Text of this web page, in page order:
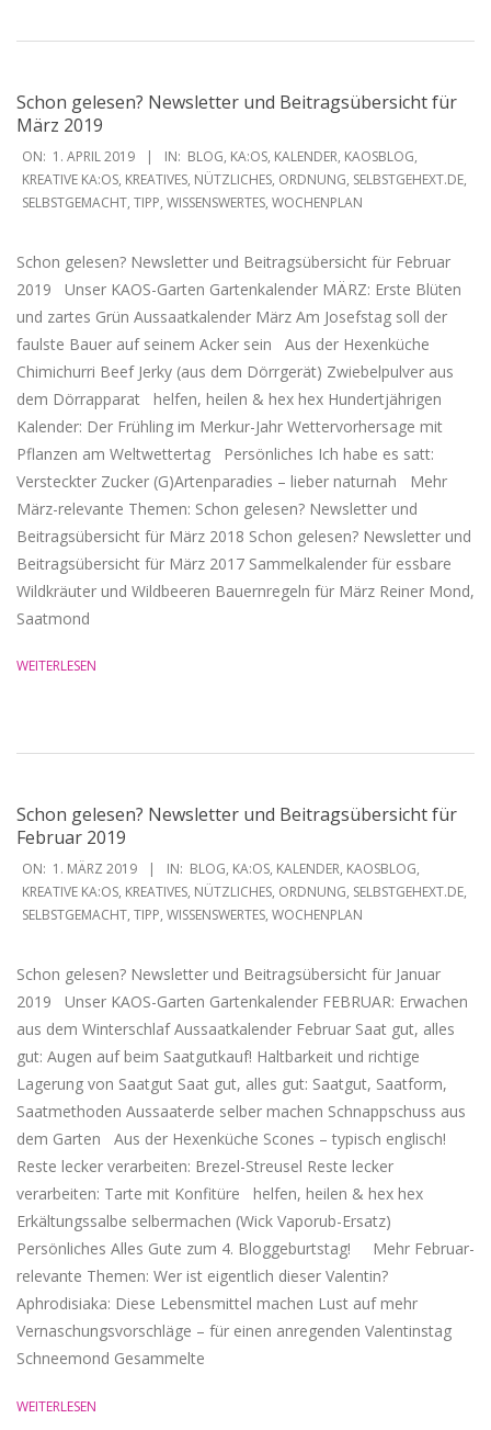
Schon gelesen? Newsletter und Beitragsübersicht für
März 2019
2019-
04-
01
ON: 1. APRIL 2019 IN: BLOG, KA:OS, KALENDER, KAOSBLOG,
KREATIVE KA:OS, KREATIVES, NÜTZLICHES, ORDNUNG, SELBSTGEHEXT.DE,
SELBSTGEMACHT, TIPP, WISSENSWERTES, WOCHENPLAN
Schon gelesen? Newsletter und Beitragsübersicht für Februar
2019 Unser KAOS-Garten Gartenkalender MÄRZ: Erste Blüten
und zartes Grün Aussaatkalender März Am Josefstag soll der
faulste Bauer auf seinem Acker sein Aus der Hexenküche
Chimichurri Beef Jerky (aus dem Dörrgerät) Zwiebelpulver aus
dem Dörrapparat helfen, heilen & hex hex Hundertjährigen
Kalender: Der Frühling im Merkur-Jahr Wettervorhersage mit
Pflanzen am Weltwettertag Persönliches Ich habe es satt:
Versteckter Zucker (G)Artenparadies – lieber naturnah Mehr
März-relevante Themen: Schon gelesen? Newsletter und
Beitragsübersicht für März 2018 Schon gelesen? Newsletter und
Beitragsübersicht für März 2017 Sammelkalender für essbare
Wildkräuter und Wildbeeren Bauernregeln für März Reiner Mond,
Saatmond
WEITERLESEN
Schon gelesen? Newsletter und Beitragsübersicht für
Februar 2019
2019-
03-
01
ON: 1. MÄRZ 2019 IN: BLOG, KA:OS, KALENDER, KAOSBLOG,
KREATIVE KA:OS, KREATIVES, NÜTZLICHES, ORDNUNG, SELBSTGEHEXT.DE,
SELBSTGEMACHT, TIPP, WISSENSWERTES, WOCHENPLAN
Schon gelesen? Newsletter und Beitragsübersicht für Januar
2019 Unser KAOS-Garten Gartenkalender FEBRUAR: Erwachen
aus dem Winterschlaf Aussaatkalender Februar Saat gut, alles
gut: Augen auf beim Saatgutkauf! Haltbarkeit und richtige
Lagerung von Saatgut Saat gut, alles gut: Saatgut, Saatform,
Saatmethoden Aussaaterde selber machen Schnappschuss aus
dem Garten Aus der Hexenküche Scones – typisch englisch!
Reste lecker verarbeiten: Brezel-Streusel Reste lecker
verarbeiten: Tarte mit Konfitüre helfen, heilen & hex hex
Erkältungssalbe selbermachen (Wick Vaporub-Ersatz)
Persönliches Alles Gute zum 4. Bloggeburtstag! Mehr Februar-
relevante Themen: Wer ist eigentlich dieser Valentin?
Aphrodisiaka: Diese Lebensmittel machen Lust auf mehr
Vernaschungsvorschläge – für einen anregenden Valentinstag
Schneemond Gesammelte
WEITERLESEN